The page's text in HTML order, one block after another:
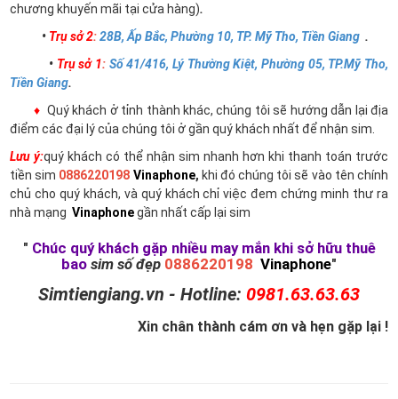
chương khuyến mãi tại cửa hàng).
• Trụ sở 2:28B, Ấp Bắc, Phường 10, TP. Mỹ Tho, Tiền Giang .
• Trụ sở 1: Số 41/416, Lý Thường Kiệt, Phường 05, TP.Mỹ Tho,
Tiền Giang.
♦ Quý khách ở tỉnh thành khác, chúng tôi sẽ hướng dẫn lại địa
điểm các đại lý của chúng tôi ở gần quý khách nhất để nhận sim.
Lưu ý:quý khách có thể nhận sim nhanh hơn khi thanh toán trước
tiền sim 0886220198 Vinaphone, khi đó chúng tôi sẽ vào tên chính
chủ cho quý khách, và quý khách chỉ việc đem chứng minh thư ra
nhà mạng Vinaphonegần nhất cấp lại sim
" Chúc quý khách gặp nhiều may mắn khi sở hữu thuê
bao sim số đẹp 0886220198 Vinaphone"
Simtiengiang.vn - Hotline: 0981.63.63.63
Xin chân thành cám ơn và hẹn gặp lại !